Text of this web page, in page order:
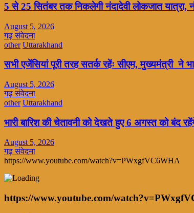
5 से 25 सितंबर तक निकलेगी नंदादेवी लोकजात यात्रा,
August 5, 2026
गढ़ संवेदना
other Uttarakhand
सभी एजेंसियां पूरी तरह सतर्क रहेंः सीएम, मुख्यमंत्री ने
August 5, 2026
गढ़ संवेदना
other Uttarakhand
भारी बारिश की चेतावनी को देखते हुए 6 अगस्त को बंद
August 5, 2026
गढ़ संवेदना
https://www.youtube.com/watch?v=PWxgfVC6WHA
https://www.youtube.com/